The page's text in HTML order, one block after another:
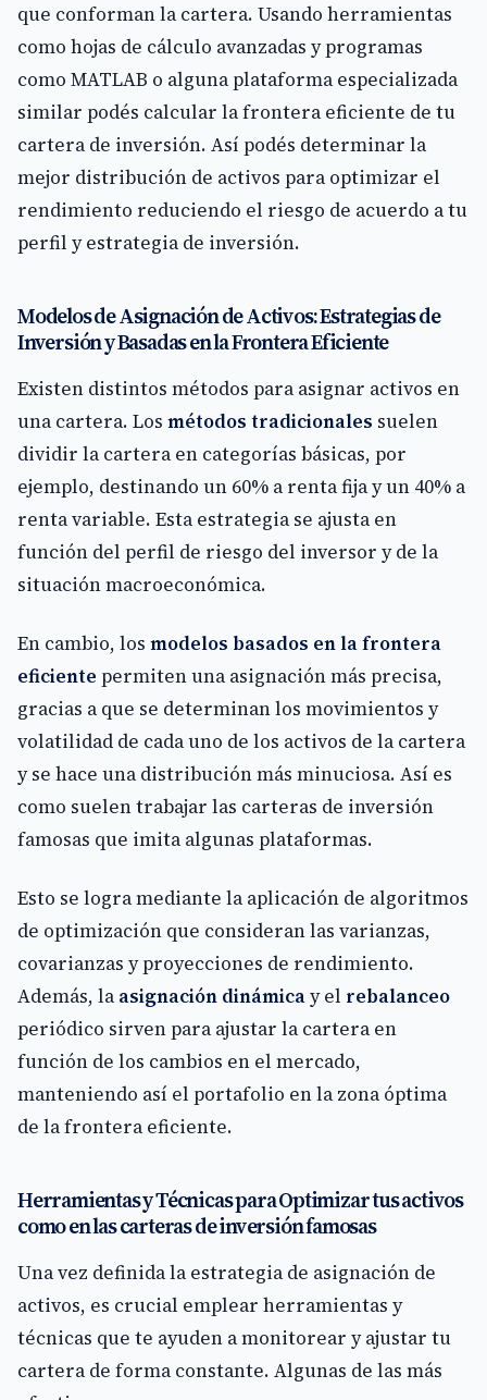
que conforman la cartera. Usando herramientas
como hojas de cálculo avanzadas y programas
como MATLAB o alguna plataforma especializada
similar podés calcular la frontera eficiente de tu
cartera de inversión. Así podés determinar la
mejor distribución de activos para optimizar el
rendimiento reduciendo el riesgo de acuerdo a tu
perfil y estrategia de inversión.
Modelos de Asignación de Activos: Estrategias de
Inversión y Basadas en la Frontera Eficiente
Existen distintos métodos para asignar activos en
una cartera. Los métodos tradicionales suelen
dividir la cartera en categorías básicas, por
ejemplo, destinando un 60% a renta fija y un 40% a
renta variable. Esta estrategia se ajusta en
función del perfil de riesgo del inversor y de la
situación macroeconómica.
En cambio, los modelos basados en la frontera
eficiente permiten una asignación más precisa,
gracias a que se determinan los movimientos y
volatilidad de cada uno de los activos de la cartera
y se hace una distribución más minuciosa. Así es
como suelen trabajar las carteras de inversión
famosas que imita algunas plataformas.
Esto se logra mediante la aplicación de algoritmos
de optimización que consideran las varianzas,
covarianzas y proyecciones de rendimiento.
Además, laasignación dinámicay el rebalanceo
periódico sirven para ajustar la cartera en
función de los cambios en el mercado,
manteniendo así el portafolio en la zona óptima
de la frontera eficiente.
Herramientas y Técnicas para Optimizar tus activos
como en las carteras de inversión famosas
Una vez definida la estrategia de asignación de
activos, es crucial emplear herramientas y
técnicas que te ayuden a monitorear y ajustar tu
cartera de forma constante. Algunas de las más